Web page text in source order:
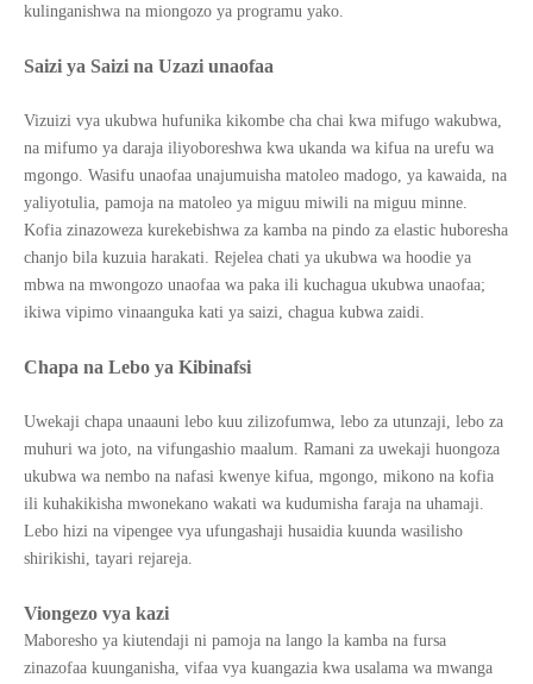
kulinganishwa na miongozo ya programu yako.
Saizi ya Saizi na Uzazi unaofaa
Vizuizi vya ukubwa hufunika kikombe cha chai kwa mifugo wakubwa,
na mifumo ya daraja iliyoboreshwa kwa ukanda wa kifua na urefu wa
mgongo. Wasifu unaofaa unajumuisha matoleo madogo, ya kawaida, na
yaliyotulia, pamoja na matoleo ya miguu miwili na miguu minne.
Kofia zinazoweza kurekebishwa za kamba na pindo za elastic huboresha
chanjo bila kuzuia harakati. Rejelea chati ya ukubwa wa hoodie ya
mbwa na mwongozo unaofaa wa paka ili kuchagua ukubwa unaofaa;
ikiwa vipimo vinaanguka kati ya saizi, chagua kubwa zaidi.
Chapa na Lebo ya Kibinafsi
Uwekaji chapa unaauni lebo kuu zilizofumwa, lebo za utunzaji, lebo za
muhuri wa joto, na vifungashio maalum. Ramani za uwekaji huongoza
ukubwa wa nembo na nafasi kwenye kifua, mgongo, mikono na kofia
ili kuhakikisha mwonekano wakati wa kudumisha faraja na uhamaji.
Lebo hizi na vipengee vya ufungashaji husaidia kuunda wasilisho
shirikishi, tayari rejareja.
Viongezo vya kazi
Maboresho ya kiutendaji ni pamoja na lango la kamba na fursa
zinazofaa kuunganisha, vifaa vya kuangazia kwa usalama wa mwanga